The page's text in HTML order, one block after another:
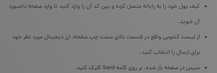
کیف پول خود را به رایانه متصل کرده و پین کد آن را وارد کنید تا وارد صفحه داشبورد
آن شوید.
از لیست کشویی واقع در قسمت بالای سمت چپ صفحه، ارز دیجیتال مورد نظر خود
برای ارسال را انتخاب کنید.
سپس در صفحه باز شده، بر روی کلمه Send کلیک کنید.